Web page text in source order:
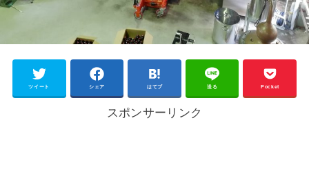
ツイート シェア はてブ 送る Pocket
スポンサーリンク